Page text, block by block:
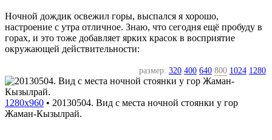
Ночной дождик освежил горы, выспался я хорошо,
настроение с утра отличное. Знаю, что сегодня ещё пробуду в
горах, и это тоже добавляет ярких красок в восприятие
окружающей действительности:
размер: 320 400 640 800 1024 1280
1280x960 • 20130504. Вид с места ночной стоянки у гор
Жаман-Кызылрай.